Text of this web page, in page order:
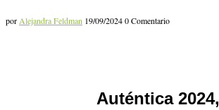
por Alejandra Feldman 19/09/20240 Comentario
Auténtica 2024,